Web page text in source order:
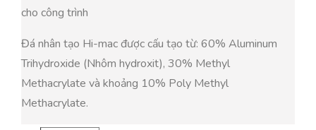
cho công trình
Đá nhân tạo Hi-mac được cấu tạo từ: 60% Aluminum
Trihydroxide (Nhôm hydroxit), 30% Methyl
Methacrylate và khoảng 10% Poly Methyl
Methacrylate.